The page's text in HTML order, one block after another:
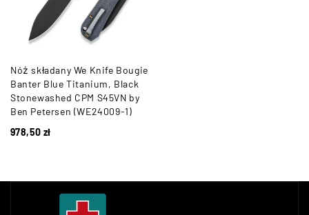
Nóż składany We Knife Bougie
Banter Blue Titanium, Black
Stonewashed CPM S45VN by
Ben Petersen (WE24009-1)
978,50 zł